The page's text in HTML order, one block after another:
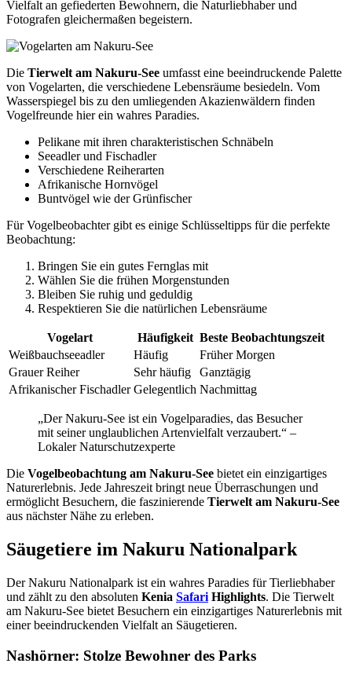
Vielfalt an gefiederten Bewohnern, die Naturliebhaber und
Fotografen gleichermaßen begeistern.
Die Tierwelt am Nakuru-See umfasst eine beeindruckende Palette
von Vogelarten, die verschiedene Lebensräume besiedeln. Vom
Wasserspiegel bis zu den umliegenden Akazienwäldern finden
Vogelfreunde hier ein wahres Paradies.
Pelikane mit ihren charakteristischen Schnäbeln
Seeadler und Fischadler
Verschiedene Reiherarten
Afrikanische Hornvögel
Buntvögel wie der Grünfischer
Für Vogelbeobachter gibt es einige Schlüsseltipps für die perfekte
Beobachtung:
Bringen Sie ein gutes Fernglas mit
Wählen Sie die frühen Morgenstunden
Bleiben Sie ruhig und geduldig
Respektieren Sie die natürlichen Lebensräume
Vogelart Häufigkeit Beste Beobachtungszeit
Weißbauchseeadler
Häufig
Früher Morgen
Grauer Reiher
Sehr häufig
Ganztägig
Afrikanischer Fischadler Gelegentlich Nachmittag
„Der Nakuru-See ist ein Vogelparadies, das Besucher
mit seiner unglaublichen Artenvielfalt verzaubert.“ –
Lokaler Naturschutzexperte
Die Vogelbeobachtung am Nakuru-See bietet ein einzigartiges
Naturerlebnis. Jede Jahreszeit bringt neue Überraschungen und
ermöglicht Besuchern, die faszinierende Tierwelt am Nakuru-See
aus nächster Nähe zu erleben.
Säugetiere im Nakuru Nationalpark
Der Nakuru Nationalpark ist ein wahres Paradies für Tierliebhaber
und zählt zu den absoluten Kenia Safari Highlights. Die Tierwelt
am Nakuru-See bietet Besuchern ein einzigartiges Naturerlebnis mit
einer beeindruckenden Vielfalt an Säugetieren.
Nashörner: Stolze Bewohner des Parks